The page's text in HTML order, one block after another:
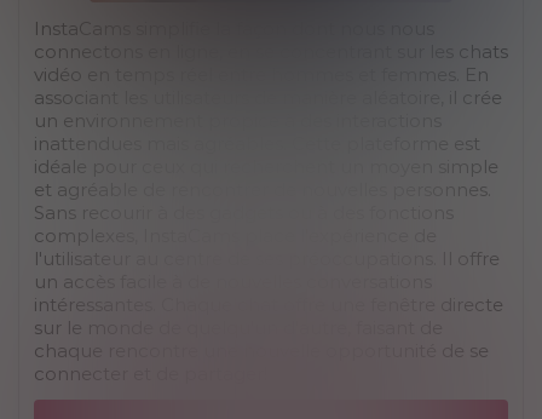
InstaCams simplifie la façon dont nous nous
connectons en ligne, en se concentrant sur les chats
vidéo en temps réel entre hommes et femmes. En
associant les utilisateurs de manière aléatoire, il crée
un environnement propice à des interactions
inattendues mais agréables. Cette plateforme est
idéale pour ceux qui recherchent un moyen simple
et agréable de rencontrer de nouvelles personnes.
Sans recourir à des gadgets ou à des fonctions
complexes, InstaCams place l'expérience de
l'utilisateur au centre de ses préoccupations. Il offre
un accès facile à de nouvelles conversations
intéressantes. Chaque chat offre une fenêtre directe
sur le monde de quelqu'un d'autre, faisant de
chaque rencontre une nouvelle opportunité de se
connecter et de partager!